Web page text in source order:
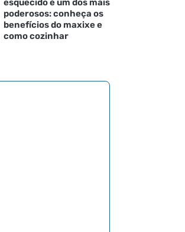
esquecido é um dos mais
poderosos: conheça os
benefícios do maxixe e
como cozinhar